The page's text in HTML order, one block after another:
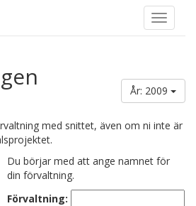
Toggle
År: 2009
med snittet, även om ni inte är
Du börjar med att ange namnet för
din förvaltning.
Förvaltning: